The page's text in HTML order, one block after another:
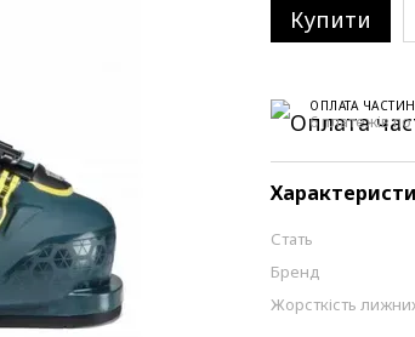
Купити
ОПЛАТА
6 платежів по
Стать
Бренд
Жорсткість